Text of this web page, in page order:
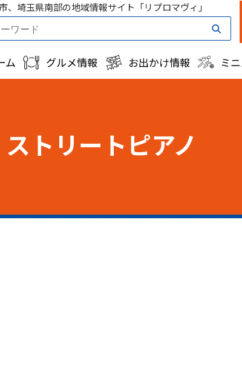
、埼玉県南部の地域情報サイト「リプロマヴィ」
ム グルメ情報 お出かけ情報 ミ
ストリートピアノ